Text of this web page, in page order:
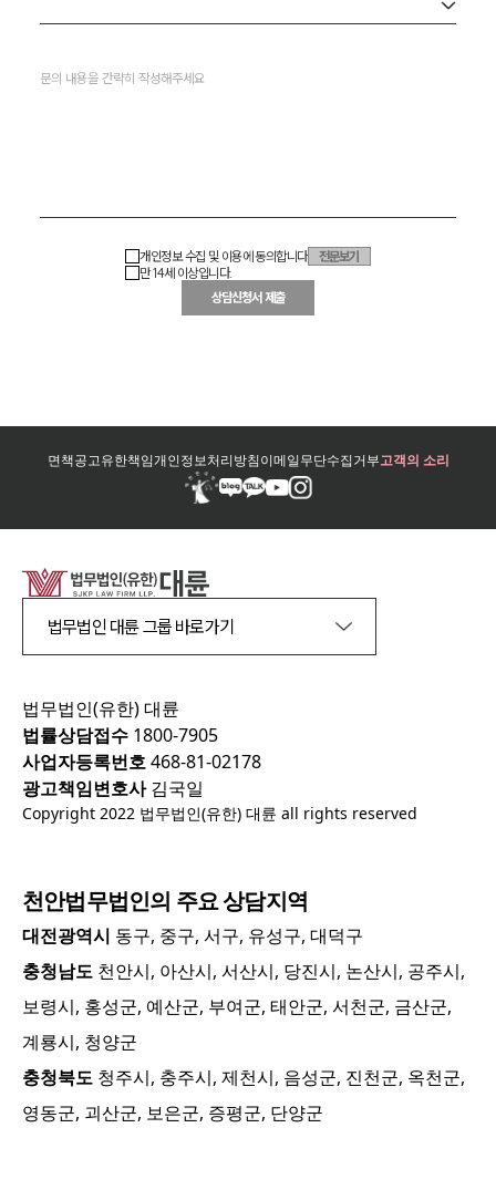
개인정보 수집 및 이용에 동의합니다
전문보기
만 14세 이상입니다.
상담신청서 제출
면책공고유한책임개인정보처리방침이메일무단수집거부고객의 소리
법무법인 대륜 그룹 바로가기
법무법인(유한) 대륜
법률상담접수 1800-7905
사업자등록번호468-81-02178
광고책임변호사김국일
Copyright 2022 법무법인(유한) 대륜 all rights reserved
천안법무법인의 주요 상담지역
대전광역시 동구, 중구, 서구, 유성구, 대덕구
충청남도 천안시, 아산시, 서산시, 당진시, 논산시, 공주시,
보령시, 홍성군, 예산군, 부여군, 태안군, 서천군, 금산군,
계룡시, 청양군
충청북도 청주시, 충주시, 제천시, 음성군, 진천군, 옥천군,
영동군, 괴산군, 보은군, 증평군, 단양군